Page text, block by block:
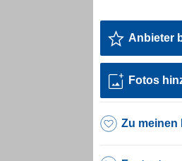
Anbieter
Fotos
Zu meinen